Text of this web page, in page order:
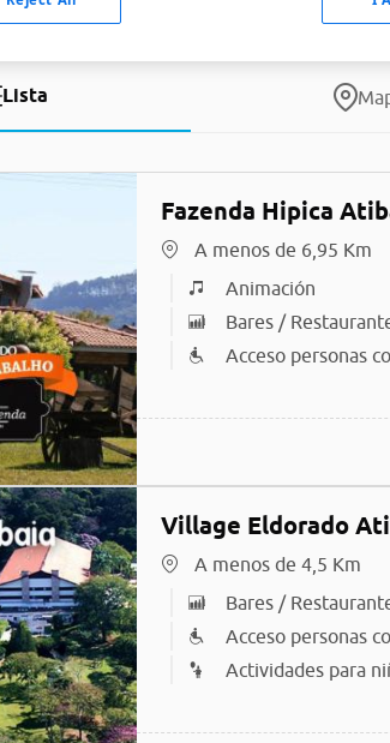
Lista
Fazenda Hipica
A menos de 6,95 Km
Animación
Bares /
Acceso personas
Village Eldorado
A menos de 4,5 Km
Bares /
Acceso personas
Actividades para